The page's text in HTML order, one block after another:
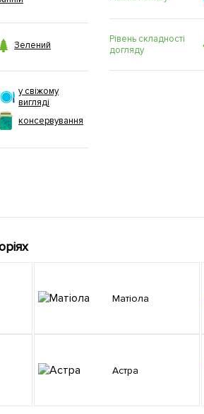
 Зелений
у свіжому
вигляді
консервування
Рівень складності
догляду
Матіола
Астра